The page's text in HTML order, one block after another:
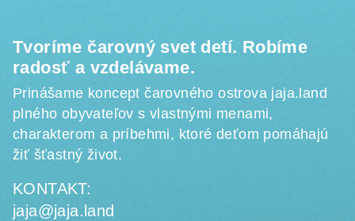
Tvoríme čarovný svet detí. Robíme
radosť a vzdelávame.
Prinášame koncept čarovného ostrova jaja.land
plného obyvateľov s vlastnými menami,
charakterom a príbehmi, ktoré deťom pomáhajú
žiť šťastný život.
KONTAKT:
jaja@jaja.land